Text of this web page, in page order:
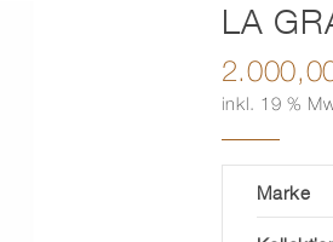
LA
inkl. 19 %
Marke